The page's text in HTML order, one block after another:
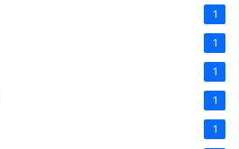
1
1
1
1
1